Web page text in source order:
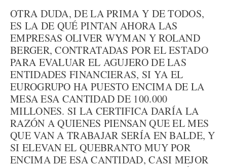
OTRA DUDA, DE LA PRIMA Y DE TODOS,
ES LA DE QUÉ PINTAN AHORA LAS
EMPRESAS OLIVER WYMAN Y ROLAND
BERGER, CONTRATADAS POR EL ESTADO
PARA EVALUAR EL AGUJERO DE LAS
ENTIDADES FINANCIERAS, SI YA EL
EUROGRUPO HA PUESTO ENCIMA DE LA
MESA ESA CANTIDAD DE 100.000
MILLONES. SI LA CERTIFICA DARÍA LA
RAZÓN A QUIENES PIENSAN QUE EL MES
QUE VAN A TRABAJAR SERÍA EN BALDE, Y
SI ELEVAN EL QUEBRANTO MUY POR
ENCIMA DE ESA CANTIDAD, CASI MEJOR